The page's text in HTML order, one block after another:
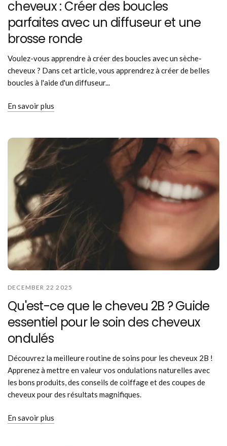
cheveux : Créer des boucles
parfaites avec un diffuseur et une
brosse ronde
Voulez-vous apprendre à créer des boucles avec un sèche-
cheveux ? Dans cet article, vous apprendrez à créer de belles
boucles à l'aide d'un diffuseur...
En savoir plus
DECEMBER 22 2025
Qu'est-ce que le cheveu 2B ? Guide
essentiel pour le soin des cheveux
ondulés
Découvrez la meilleure routine de soins pour les cheveux 2B !
Apprenez à mettre en valeur vos ondulations naturelles avec
les bons produits, des conseils de coiffage et des coupes de
cheveux pour des résultats magnifiques.
En savoir plus